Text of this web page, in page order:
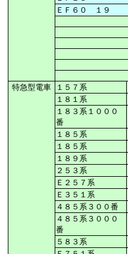
ＥＦ６０ １９
特急型電車
１５７系
１８１系
１８３系１０００
番
１８５系
１８５系
１８９系
２５３系
Ｅ２５７系
Ｅ３５１系
４８５系３００番
４８５系３０００
番
５８３系